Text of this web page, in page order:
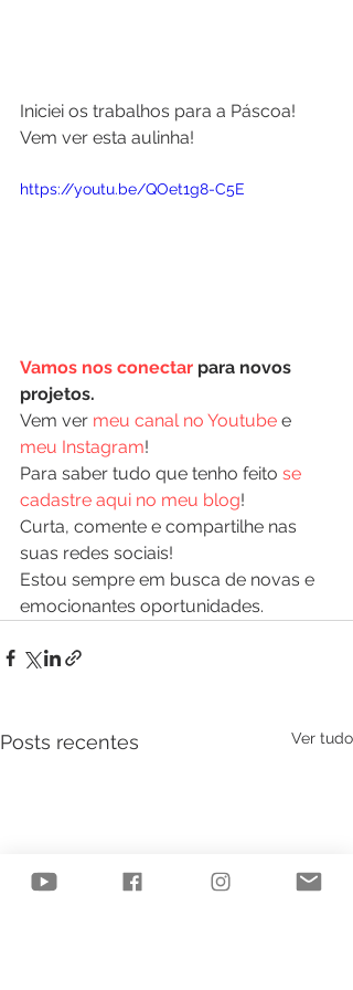
Iniciei os trabalhos para a Páscoa!
Vem ver esta aulinha!
https://youtu.be/QOet1g8-C5E
Vamos nos conectar para novos
projetos.
Vem ver meu canal no Youtube e
meu Instagram!
Para saber tudo que tenho feito se
cadastre aqui no meu blog!
Curta, comente e compartilhe nas
suas redes sociais!
Estou sempre em busca de novas e
emocionantes oportunidades.
Posts recentes Ver tudo